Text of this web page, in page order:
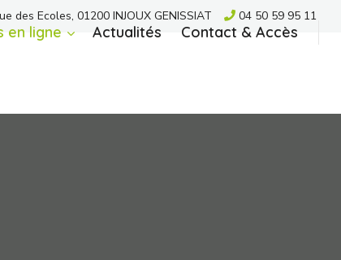
des Ecoles, 01200 INJOUX GENISSIAT 04 50 59 95 11
en ligne Actualités Contact & Accès